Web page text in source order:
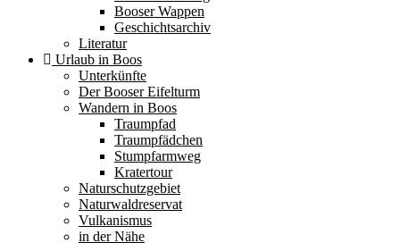
Booser Wappen
Geschichtsarchiv
Literatur
Urlaub in Boos
Unterkünfte
Der Booser Eifelturm
Wandern in Boos
Traumpfad
Traumpfädchen
Stumpfarmweg
Kratertour
Naturschutzgebiet
Naturwaldreservat
Vulkanismus
in der Nähe